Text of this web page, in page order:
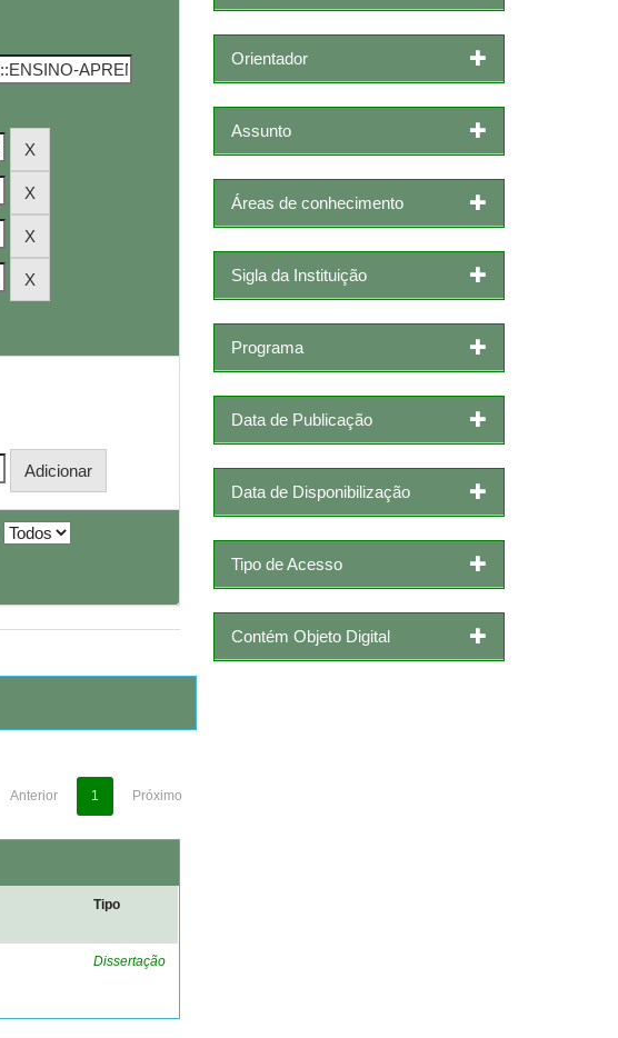
Anterior 1 Próximo
Tipo
Dissertação
Orientador
Assunto
Áreas de conhecimento
Sigla da Instituição
Programa
Data de Publicação
Data de Disponibilização
Tipo de Acesso
Contém Objeto Digital